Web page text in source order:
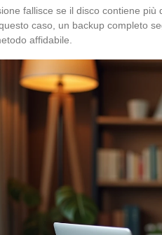
fallisce se il disco contiene
caso, un backup completo
affidabile.